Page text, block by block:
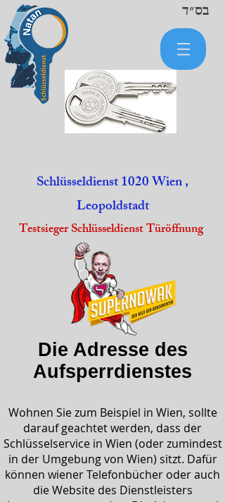
בס״ד
Schlüsseldienst 1020 Wien,
Leopoldstadt
Testsieger Schlüsseldienst Türöffnung
Die Adresse des
Aufsperrdienstes
Wohnen Sie zum Beispiel in Wien, sollte
darauf geachtet werden, dass der
Schlüsselservice in Wien (oder zumindest
in der Umgebung von Wien) sitzt. Dafür
können wiener Telefonbücher oder auch
die Website des Dienstleisters